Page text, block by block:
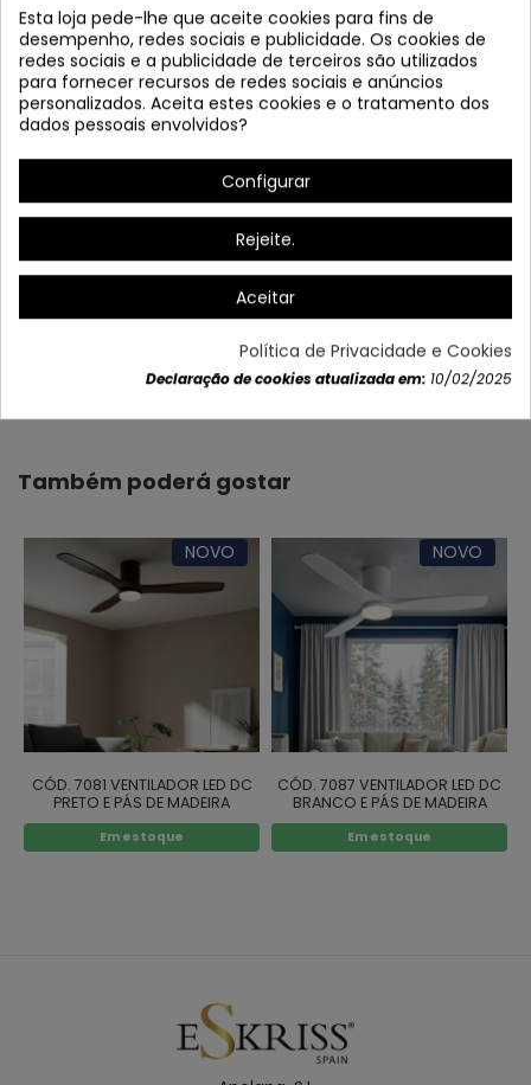
Dados do produto
Também poderá gostar
NOVO
CÓD. 7081 VENTILADOR LED DC
PRETO E PÁS DE MADEIRA
ESCURA 18W Ø132CM
Em estoque
NOVO
CÓD. 7087 VENTILADOR LED DC
BRANCO E PÁS DE MADEIRA
BRANCA 18W Ø132CM
Em estoque
Esta loja pede-lhe que aceite cookies para fins de
desempenho, redes sociais e publicidade. Os cookies de
redes sociais e a publicidade de terceiros são utilizados
para fornecer recursos de redes sociais e anúncios
personalizados. Aceita estes cookies e o tratamento dos
dados pessoais envolvidos?
Configurar
Rejeite.
Aceitar
Política de Privacidade e Cookies
Declaração de cookies atualizada em: 10/02/2025